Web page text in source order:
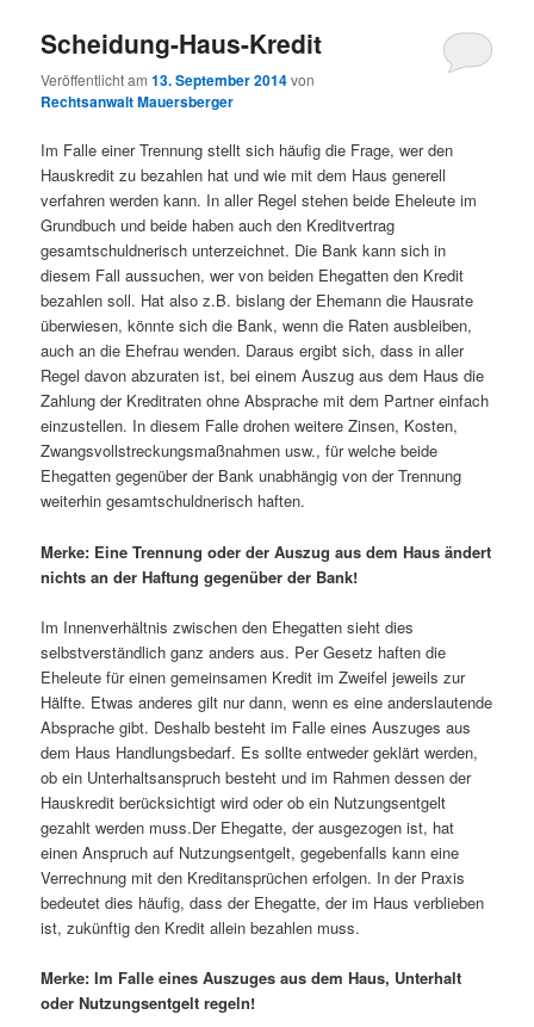
Scheidung-Haus-Kredit
Veröffentlicht am13. September 2014von
Rechtsanwalt Mauersberger
Im Falle einer Trennung stellt sich häufig die Frage, wer den
Hauskredit zu bezahlen hat und wie mit dem Haus generell
verfahren werden kann. In aller Regel stehen beide Eheleute im
Grundbuch und beide haben auch den Kreditvertrag
gesamtschuldnerisch unterzeichnet. Die Bank kann sich in
diesem Fall aussuchen, wer von beiden Ehegatten den Kredit
bezahlen soll. Hat also z.B. bislang der Ehemann die Hausrate
überwiesen, könnte sich die Bank, wenn die Raten ausbleiben,
auch an die Ehefrau wenden. Daraus ergibt sich, dass in aller
Regel davon abzuraten ist, bei einem Auszug aus dem Haus die
Zahlung der Kreditraten ohne Absprache mit dem Partner einfach
einzustellen. In diesem Falle drohen weitere Zinsen, Kosten,
Zwangsvollstreckungsmaßnahmen usw., für welche beide
Ehegatten gegenüber der Bank unabhängig von der Trennung
weiterhin gesamtschuldnerisch haften.
Merke: Eine Trennung oder der Auszug aus dem Haus ändert
nichts an der Haftung gegenüber der Bank!
Im Innenverhältnis zwischen den Ehegatten sieht dies
selbstverständlich ganz anders aus. Per Gesetz haften die
Eheleute für einen gemeinsamen Kredit im Zweifel jeweils zur
Hälfte. Etwas anderes gilt nur dann, wenn es eine anderslautende
Absprache gibt. Deshalb besteht im Falle eines Auszuges aus
dem Haus Handlungsbedarf. Es sollte entweder geklärt werden,
ob ein Unterhaltsanspruch besteht und im Rahmen dessen der
Hauskredit berücksichtigt wird oder ob ein Nutzungsentgelt
gezahlt werden muss.Der Ehegatte, der ausgezogen ist, hat
einen Anspruch auf Nutzungsentgelt, gegebenfalls kann eine
Verrechnung mit den Kreditansprüchen erfolgen. In der Praxis
bedeutet dies häufig, dass der Ehegatte, der im Haus verblieben
ist, zukünftig den Kredit allein bezahlen muss.
Merke: Im Falle eines Auszuges aus dem Haus, Unterhalt
oder Nutzungsentgelt regeln!